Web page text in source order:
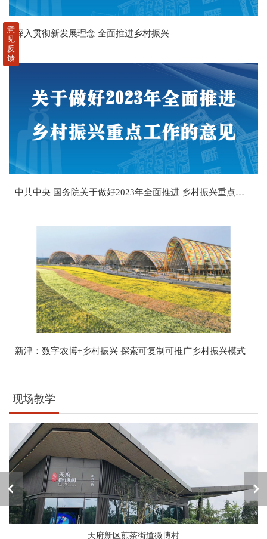
深入贯彻新发展理念 全面推进乡村振兴
中共中央 国务院关于做好2023年全面推进 乡村振兴重点工作的意见
新津：数字农博+乡村振兴 探索可复制可推广乡村振兴模式
现场教学
天府新区煎茶街道微博村
意
见
反
馈